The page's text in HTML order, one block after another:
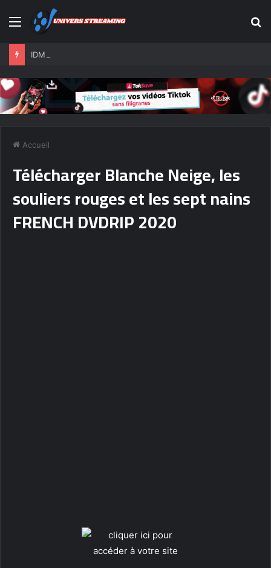
Menu
Accueil
Télécharger Blanche Neige, les
souliers rouges et les sept nains
FRENCH DVDRIP 2020